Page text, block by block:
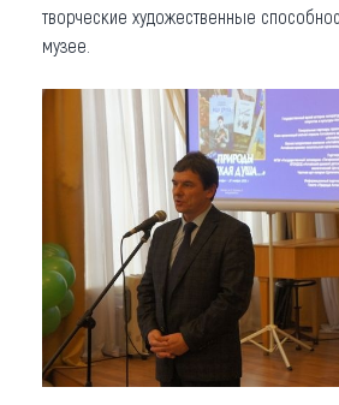
творческие художественные
музее.